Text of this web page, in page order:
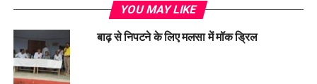
YOU MAY LIKE
बाढ़ से निपटने के लिए मलसा में मॉक ड्रिल